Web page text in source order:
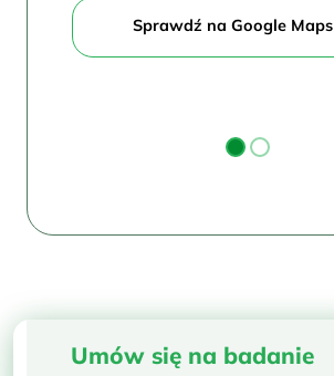
Sprawdź na Google Maps
Umów się na badanie